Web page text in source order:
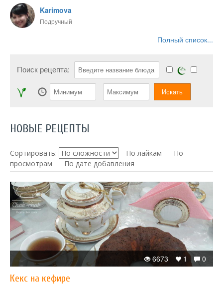
Karimova
Подручный
Полный список...
Поиск рецепта:
НОВЫЕ РЕЦЕПТЫ
Сортировать: По лайкам
По
просмотрам
По дате добавления
0
1
6673
Кекс на кефире